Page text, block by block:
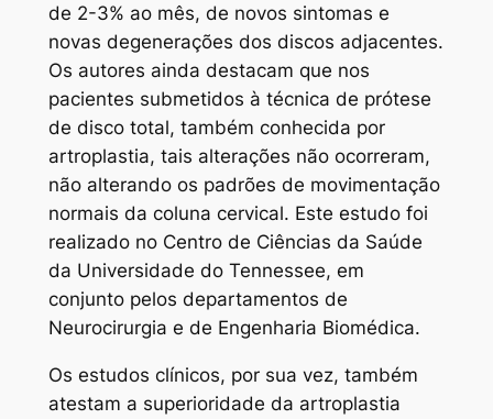
de 2-3% ao mês, de novos sintomas e
novas degenerações dos discos adjacentes.
Os autores ainda destacam que nos
pacientes submetidos à técnica de prótese
de disco total, também conhecida por
artroplastia, tais alterações não ocorreram,
não alterando os padrões de movimentação
normais da coluna cervical. Este estudo foi
realizado no Centro de Ciências da Saúde
da Universidade do Tennessee, em
conjunto pelos departamentos de
Neurocirurgia e de Engenharia Biomédica.
Os estudos clínicos, por sua vez, também
atestam a superioridade da artroplastia